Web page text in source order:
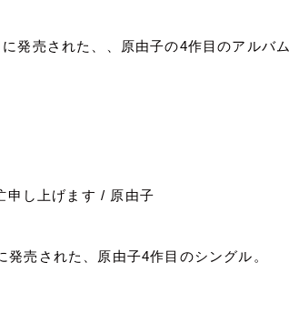
に発売された、、原由子の4作目のアルバ
し上げます / 原由子
発売された、原由子4作目のシングル。